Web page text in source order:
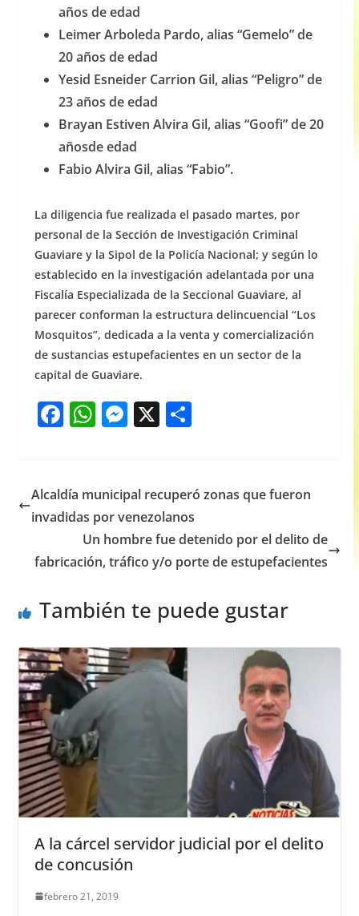
años de edad
Leimer Arboleda Pardo, alias “Gemelo” de
20 años de edad
Yesid Esneider Carrion Gil, alias “Peligro” de
23 años de edad
Brayan Estiven Alvira Gil, alias “Goofi” de 20
añosde edad
Fabio Alvira Gil, alias “Fabio”.
La diligencia fue realizada el pasado martes, por
personal de la Sección de Investigación Criminal
Guaviare y la Sipol de la Policía Nacional; y según lo
establecido en la investigación adelantada por una
Fiscalía Especializada de la Seccional Guaviare, al
parecer conforman la estructura delincuencial “Los
Mosquitos”, dedicada a la venta y comercialización
de sustancias estupefacientes en un sector de la
capital de Guaviare.
F
e
b
o
W
s
A
p
p
M
e
n
g
er
X S
e
Alcaldía municipal recuperó zonas que fueron
invadidas por venezolanos
Un hombre fue detenido por el delito de
fabricación, tráfico y/o porte de estupefacientes
También te puede gustar
A la cárcel servidor judicial por el delito
de concusión
febrero 21, 2019